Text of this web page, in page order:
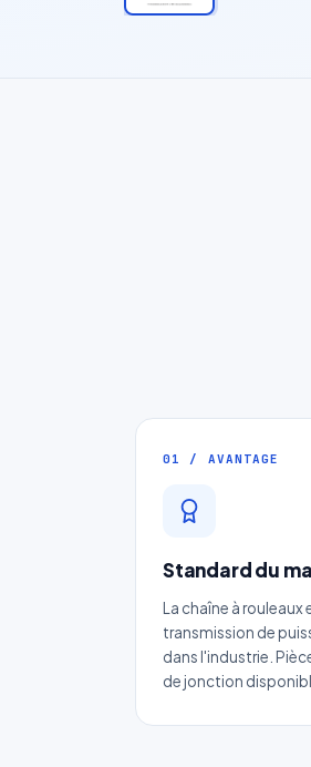
01 / AVANTAGE
Standard du
La chaîne à rouleaux
transmission de
dans l'industrie.
de jonction